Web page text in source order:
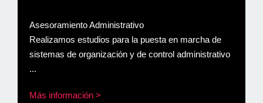
Asesoramiento Administrativo
Realizamos estudios para la puesta en marcha de
sistemas de organización y de control administrativo
...
Más información >